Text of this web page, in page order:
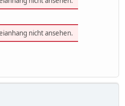
nicht ansehen.